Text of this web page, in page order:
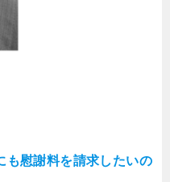
慰謝料を請求したいの